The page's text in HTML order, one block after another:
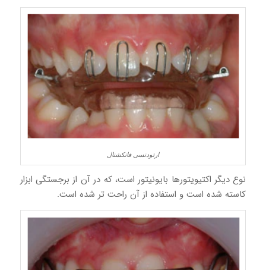
ارتودنسی فانکشنال
نوع دیگر اکتیویتورها بایونیتور است، که در آن از برجستگی ابزار
کاسته شده است و استفاده از آن راحت تر شده است.